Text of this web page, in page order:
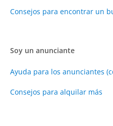
Consejos para encontrar un
Soy un anunciante
Ayuda para los anunciantes
Consejos para alquilar más